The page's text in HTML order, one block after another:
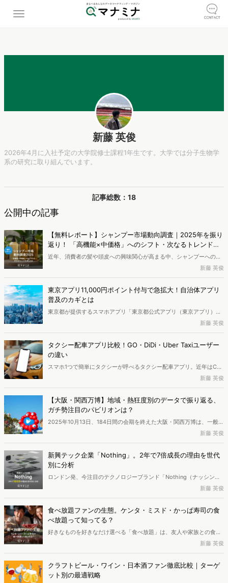
新藤 英俊
2026年4月に入社予定の大学院修士課程1年生です。大学では分子生物学
系の研究に取り組んでいます。
記事総数：18
公開中の記事
【無料レポート】シャンプー市場動向調査｜2025年を振り
返り！ 「高機能×中価格」へのシフト・次なるトレンドの
兆し
近年、消費者の髪や頭皮への興味関心が高まる中、シャンプーへの支
出額は増加傾向にあります。本レポートでは、独自のWeb行動ログデ
ータをもとに2025年のシャンプー市場を分析しました。その結果、
検討段階において、高い外部評価（口コミやベストコスメ受賞など）
と優れた機能性を両立した「中価格帯の新興ブランド」へ支持がシフ
トしている実態が明らかとなりました。また、長年の実績とステータ
スを誇る高価格帯ブランドも根強い支持を集めています。さらに次な
るトレンドとして、香りの変化や、タイパ・衛生面に優れる「吊り下
げパウチ」の普及の兆しについても考察します。
新藤 英俊
東京アプリ11,000円ポイント付与で急拡大！自治体アプリ
普及のカギとは
東京都が提供するスマホアプリ「東京都公式アプリ（東京アプリ）」
をご存じですか。2026年2月2日から「生活応援事業」と題して、都
内在住者を対象に11,000円相当のポイントを付与するキャンペーンが
開始され、注目度が高まっています。本記事ではそんな東京アプリの
ユーザーを分析し、ユーザー数獲得成功の背景を探ります。さらに、
東京アプリを含む自治体アプリの今後の展開についても考察します。
新藤 英俊
タクシー配車アプリ比較！GO・DiDi・Uber Taxiユーザー
の違い
スマホ1つで簡単にタクシーが呼べるタクシー配車アプリ。近年はCM
などでの露出も増え、規模を拡大しています。一方、複数のアプリが
誕生したことで、どれを選ぶべきか迷っている人も多いのではないで
しょうか。本記事では、タクシー配車アプリの「GO」「DiDi」
「Uber Taxi」を比較します。アプリの機能面に加え、ユーザーデータ
の分析から、各アプリのユーザー像を比較していきます。
新藤 英俊
【大阪・関西万博】地域・熱狂度別のデータで振り返る、
ガチ勢注目のパビリオンは？
2025年10月13日、184日間の会期を終えた大阪・関西万博は、一般来
場者2,500万人を超える大きな賑わいを見せました。本記事ではWeb
行動ログデータを用い、「地域」と「熱狂度」の2軸から来場者を分
析します。「万博」と「USJ」の選択に地域差はあったのか。「コア
層」と「ライト層」では、注目するパビリオンに違いが出たのか。デ
ータを紐解くと、属性によって異なる「万博の楽しみ方」が浮かび上
がってきました。
新藤 英俊
新興テック企業「Nothing」。2年で7倍成長の理由を世代
別に分析
ロンドン発、今注目のテクノロジーブランド「Nothing（ナッシン
グ）」。2020年の設立以来、スマートフォンやオーディオ製品を中
心に、透明感ある唯一無二のデザインと高い性能で、多くの大企業が
ひしめくテック業界で急速に存在感を高めています。そんな革新的な
Nothing製品は、どのような人々に支持されているのでしょうか。本
記事では、Nothingのサイト訪問者データをもとにユーザー像を分析
し、なぜNothingが注目を集めているのかを年代別に考察していきま
新藤 英俊
食べ放題ファンの生態。ケンタ・ミスド・かっぱ寿司の食
べ放題って知ってる？
好きなものを好きなだけ選べる「食べ放題」は、友人や家族との食事
で人気の選択肢です。焼肉やしゃぶしゃぶといった定番に加え、近年
はさまざまなジャンルで食べ放題を展開するお店が増えています。本
記事では、「食べ放題」を検索するユーザーを分析し、今注目の食べ
放題を紹介します。
新藤 英俊
クラフトビール・ワイン・日本酒ファン徹底比較｜ターゲ
ット別の最適戦略